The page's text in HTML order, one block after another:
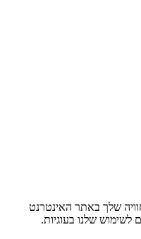
שלך באתר האינטרנט
שלנו בעוגיות.